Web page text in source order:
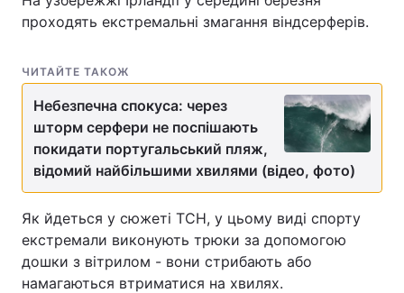
Лонгріди
Відео з Youtube Статті
Інтерв'ю Думки
Архів Вакансії
Послуги
проходять екстремальні змагання віндсерферів.
ЧИТАЙТЕ ТАКОЖ
Небезпечна спокуса: через
шторм серфери не поспішають
покидати португальський пляж,
відомий найбільшими хвилями (відео, фото)
Як йдеться у сюжеті ТСН, у цьому виді спорту
екстремали виконують трюки за допомогою
дошки з вітрилом - вони стрибають або
намагаються втриматися на хвилях.